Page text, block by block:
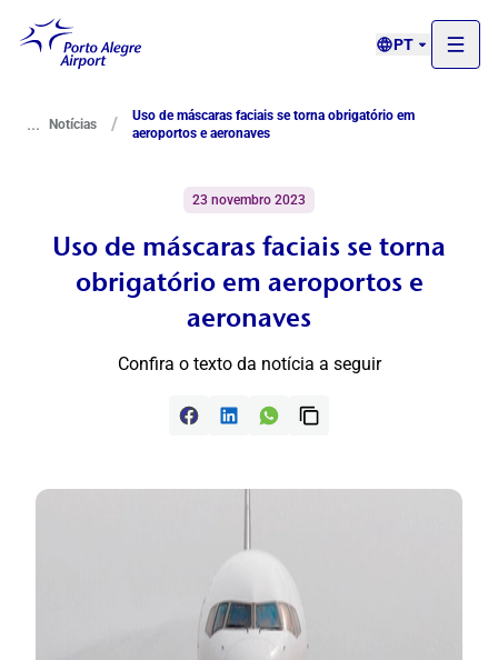
PT
... Notícias /
Uso de máscaras faciais se torna obrigatório em
aeroportos e aeronaves
23 novembro 2023
Uso de máscaras faciais se torna
obrigatório em aeroportos e
aeronaves
Confira o texto da notícia a seguir